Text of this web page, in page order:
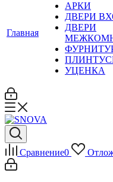
Главная
АРКИ
ДВЕРИ
ДВЕРИ
УЦЕНКА
Сравнение0